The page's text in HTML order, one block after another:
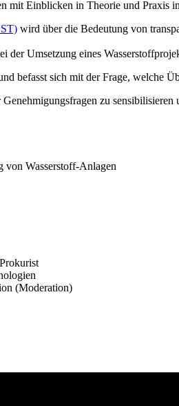
mit Einblicken in Theorie und Praxis
wird über die Bedeutung von
der Umsetzung eines
befasst sich mit der Frage, welche
zu
von Wasserstoff-Anlagen
(Moderation)